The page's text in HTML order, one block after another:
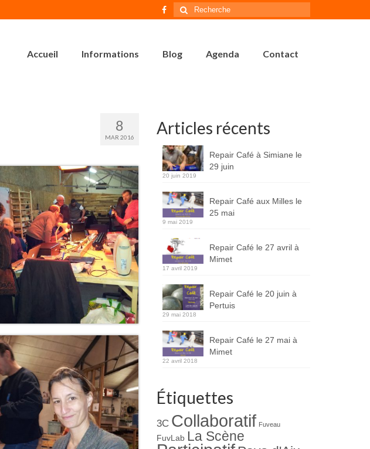
Rechercher
:
Accueil Informations Blog Agenda Contact
8
MAR 2016 Articles récents
Repair Café à Simiane le
29 juin
20 juin 2019
Repair Café aux Milles le
25 mai
9 mai 2019
Repair Café le 27 avril à
Mimet
17 avril 2019
Repair Café le 20 juin à
Pertuis
29 mai 2018
Repair Café le 27 mai à
Mimet
22 avril 2018
Étiquettes
3C Collaboratif Fuveau
FuvLab La Scène